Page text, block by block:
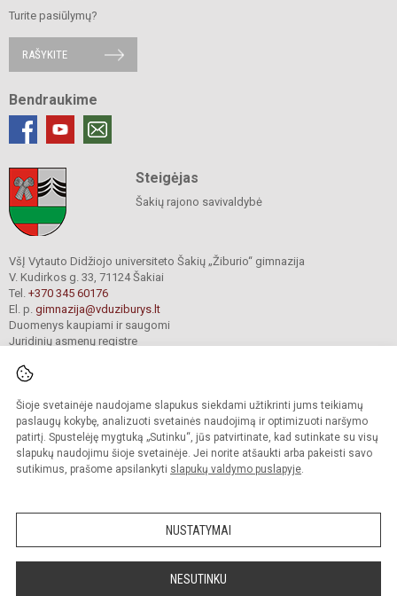
Šioje svetainėje naudojame slapukus siekdami užtikrinti jums teikiamų
paslaugų kokybę, analizuoti svetainės naudojimą ir optimizuoti naršymo
patirtį. Spustelėję mygtuką „Sutinku“, jūs patvirtinate, kad sutinkate su visų
slapukų naudojimu šioje svetainėje. Jei norite atšaukti arba pakeisti savo
sutikimus, prašome apsilankyti slapukų valdymo puslapyje.
NUSTATYMAI
NESUTINKU
Turite pasiūlymų?
RAŠYKITE
Bendraukime
Steigėjas
Šakių rajono savivaldybė
VšĮ Vytauto Didžiojo universiteto Šakių „Žiburio“ gimnazija
V. Kudirkos g. 33, 71124 Šakiai
Tel. +370 345 60176
El. p. gimnazija@vduziburys.lt
Duomenys kaupiami ir saugomi
Juridinių asmenų registre
© 2024. VDU Šakių „Žiburio“ gimnazija. Visos teisės saugomos.
Kopijuoti turinį be raštiško gimnazijos sutikimo griežtai draudžiama.